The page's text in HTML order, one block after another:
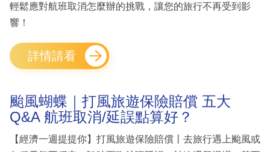
輕鬆應對航班取消怎麼辦的挑戰，讓您的旅行不再受到影
響！
詳情請看
颱風蝴蝶｜打風旅遊保險賠償 五大
Q&A 航班取消/延誤點算好？
【經濟一週提提你】打風旅遊保險賠償丨去旅行遇上颱風或